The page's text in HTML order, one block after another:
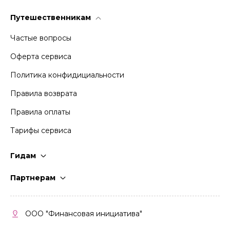
Путешественникам
Частые вопросы
Оферта сервиса
Политика конфидициальности
Правила возврата
Правила оплаты
Тарифы сервиса
Гидам
Партнерам
Кабинет партнера
ООО "Финансовая инициатива"